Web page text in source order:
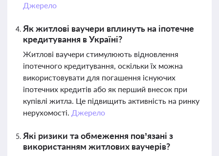
Джерело
Як житлові ваучери вплинуть на іпотечне
кредитування в Україні?
Житлові ваучери стимулюють відновлення
іпотечного кредитування, оскільки їх можна
використовувати для погашення існуючих
іпотечних кредитів або як перший внесок при
купівлі житла. Це підвищить активність на ринку
нерухомості. Джерело
Які ризики та обмеження пов’язані з
використанням житлових ваучерів?